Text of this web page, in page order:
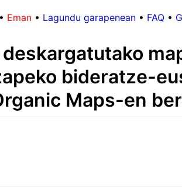
• Eman • Lagundu garapenean • FAQ •
bideratze-
Maps-en